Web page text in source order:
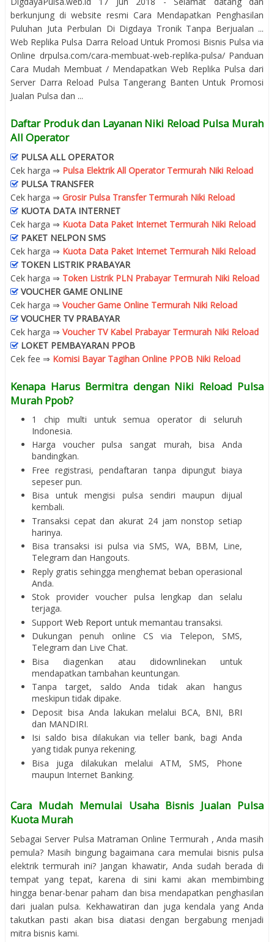
berkunjung di website resmi Cara Mendapatkan Penghasilan
Puluhan Juta Perbulan Di Digdaya Tronik Tanpa Berjualan ...
Web Replika Pulsa Darra Reload Untuk Promosi Bisnis Pulsa via
Online drpulsa.com/cara-membuat-web-replika-pulsa/ Panduan
Cara Mudah Membuat / Mendapatkan Web Replika Pulsa dari
Server Darra Reload Pulsa Tangerang Banten Untuk Promosi
Jualan Pulsa dan ...
Daftar Produk dan Layanan Niki Reload Pulsa Murah
All Operator
PULSA ALL OPERATOR
Cek harga ⇒ Pulsa Elektrik All Operator Termurah Niki Reload
PULSA TRANSFER
Cek harga ⇒ Grosir Pulsa Transfer Termurah Niki Reload
KUOTA DATA INTERNET
Cek harga ⇒ Kuota Data Paket Internet Termurah Niki Reload
PAKET NELPON SMS
Cek harga ⇒ Kuota Data Paket Internet Termurah Niki Reload
TOKEN LISTRIK PRABAYAR
Cek harga ⇒ Token Listrik PLN Prabayar Termurah Niki Reload
VOUCHER GAME ONLINE
Cek harga ⇒ Voucher Game Online Termurah Niki Reload
VOUCHER TV PRABAYAR
Cek harga ⇒ Voucher TV Kabel Prabayar Termurah Niki Reload
LOKET PEMBAYARAN PPOB
Cek fee ⇒ Komisi Bayar Tagihan Online PPOB Niki Reload
Kenapa Harus Bermitra dengan Niki Reload Pulsa
Murah Ppob?
1 chip multi untuk semua operator di seluruh
Indonesia.
Harga voucher pulsa sangat murah, bisa Anda
bandingkan.
Free registrasi, pendaftaran tanpa dipungut biaya
sepeser pun.
Bisa untuk mengisi pulsa sendiri maupun dijual
kembali.
Transaksi cepat dan akurat 24 jam nonstop setiap
harinya.
Bisa transaksi isi pulsa via SMS, WA, BBM, Line,
Telegram dan Hangouts.
Reply gratis sehingga menghemat beban operasional
Anda.
Stok provider voucher pulsa lengkap dan selalu
terjaga.
Support Web Report untuk memantau transaksi.
Dukungan penuh online CS via Telepon, SMS,
Telegram dan Live Chat.
Bisa diagenkan atau didownlinekan untuk
mendapatkan tambahan keuntungan.
Tanpa target, saldo Anda tidak akan hangus
meskipun tidak dipake.
Deposit bisa Anda lakukan melalui BCA, BNI, BRI
dan MANDIRI.
Isi saldo bisa dilakukan via teller bank, bagi Anda
yang tidak punya rekening.
Bisa juga dilakukan melalui ATM, SMS, Phone
maupun Internet Banking.
Cara Mudah Memulai Usaha Bisnis Jualan Pulsa
Kuota Murah
Sebagai Server Pulsa Matraman Online Termurah , Anda masih
pemula? Masih bingung bagaimana cara memulai bisnis pulsa
elektrik termurah ini? Jangan khawatir, Anda sudah berada di
tempat yang tepat, karena di sini kami akan membimbing
hingga benar-benar paham dan bisa mendapatkan penghasilan
dari jualan pulsa. Kekhawatiran dan juga kendala yang Anda
takutkan pasti akan bisa diatasi dengan bergabung menjadi
mitra bisnis kami.